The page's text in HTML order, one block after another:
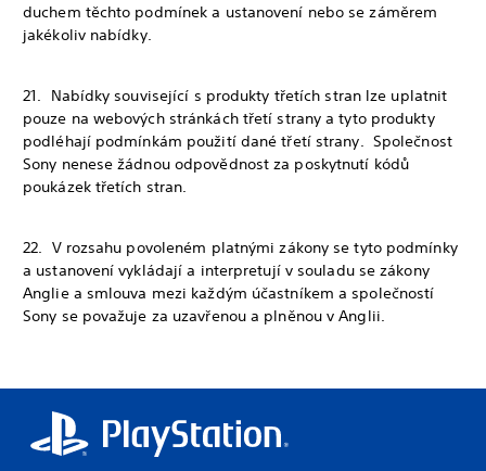
duchem těchto podmínek a ustanovení nebo se záměrem
jakékoliv nabídky.
‎21. Nabídky související s produkty třetích stran lze uplatnit
pouze na webových stránkách třetí strany a tyto produkty
podléhají podmínkám použití dané třetí strany. Společnost
Sony nenese žádnou odpovědnost za poskytnutí kódů
poukázek třetích stran.
‎22. V rozsahu povoleném platnými zákony se tyto podmínky
a ustanovení vykládají a interpretují v souladu se zákony
Anglie a smlouva mezi každým účastníkem a společností
Sony se považuje za uzavřenou a plněnou v Anglii.